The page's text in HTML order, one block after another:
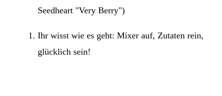
Seedheart "Very Berry")
Ihr wisst wie es geht: Mixer auf, Zutaten rein,
glücklich sein!